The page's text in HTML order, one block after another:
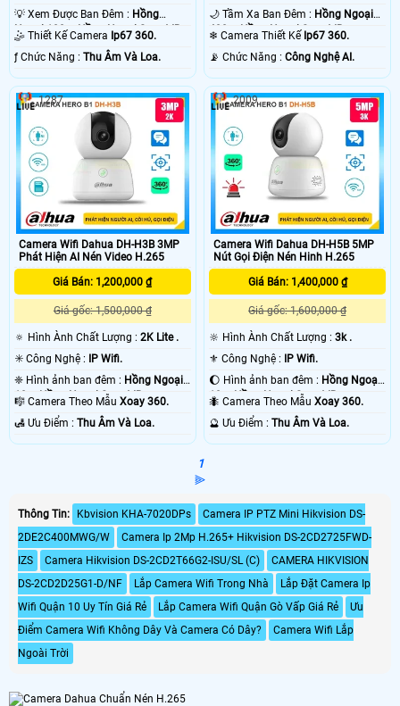
💡 Xem Được Ban Đêm : Hồng
Ngoại 100m Hồng Ngoại Smart IR.
🤹 Thiết Kế Camera Ip67 360.
️ƒ Chức Năng : Thu Âm Và Loa.
🌙 Tầm Xa Ban Đêm : Hồng Ngoại
400m Hồng Ngoại Smart IR.
❄ Camera Thiết Kế Ip67 360.
️📡 Chức Năng :Công Nghệ AI.
Camera Wifi Dahua DH-H3B 3MP
Phát Hiện AI Nén Video H.265
Giá Bán: 1,200,000 ₫
Giá gốc: 1,500,000 ₫
🔅 Hình Ành Chất Lượng : 2K Lite .
✳️ Công Nghệ :
IP Wifi.
❈ Hình ảnh ban đêm : Hồng Ngoại
10m Hồng Ngoại Smart IR.
🎼️ Camera Theo Mẫu Xoay 360.
️🛃 Ưu Điểm : Thu Âm Và Loa.
1287
Camera Wifi Dahua DH-H5B 5MP
Nút Gọi Điện Nén Hinh H.265
Giá Bán: 1,400,000 ₫
Giá gốc: 1,600,000 ₫
🔆 Hình Ành Chất Lượng :3k .
⚜️ Công Nghệ :
IP Wifi.
🌔 Hình ảnh ban đêm : Hồng Ngoại
10m Hồng Ngoại Smart IR.
🐜 Camera Theo MẫuXoay 360.
️🔮 Ưu Điểm :Thu Âm Và Loa.
2009
1
⫸
Thông Tin: Kbvision KHA-7020DPs
Camera IP PTZ Mini Hikvision DS-
2DE2C400MWG/W
Camera Ip 2Mp H.265+ Hikvision DS-2CD2725FWD-
IZS
Camera Hikvision DS-2CD2T66G2-ISU/SL (C)
CAMERA HIKVISION
DS-2CD2D25G1-D/NF
Lắp Camera Wifi Trong Nhà
Lắp Đặt Camera Ip
Wifi Quận 10 Uy Tín Giá Rẻ
Lắp Camera Wifi Quận Gò Vấp Giá Rẻ
Ưu
Điểm Camera Wifi Không Dây Và Camera Có Dây?
Camera Wifi Lắp
Ngoài Trời